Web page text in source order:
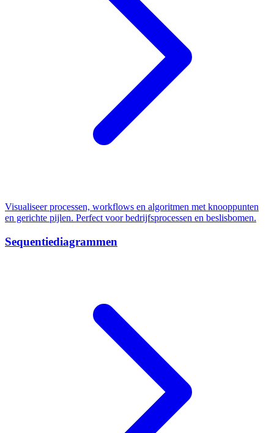
Visualiseer processen, workflows en algoritmen met knooppunten
en gerichte pijlen. Perfect voor bedrijfsprocessen en beslisbomen.
Sequentiediagrammen